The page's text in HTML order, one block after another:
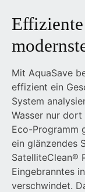
Mit AquaSave
effizient ein
System
Wasser nur
Eco-Programm
ein glänzendes
SatelliteClean®
Eingebranntes
verschwindet.